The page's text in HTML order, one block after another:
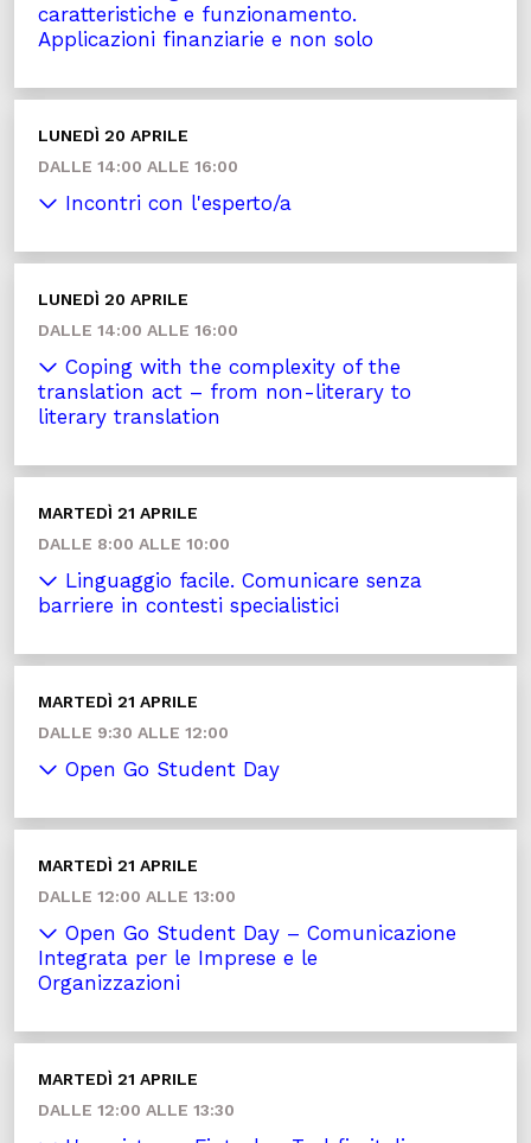
caratteristiche e funzionamento.
Applicazioni finanziarie e non solo
LUNEDÌ 20 APRILE
DALLE 14:00 ALLE 16:00
Incontri con l'esperto/a
LUNEDÌ 20 APRILE
DALLE 14:00 ALLE 16:00
Coping with the complexity of the
translation act – from non-literary to
literary translation
MARTEDÌ 21 APRILE
DALLE 8:00 ALLE 10:00
Linguaggio facile. Comunicare senza
barriere in contesti specialistici
MARTEDÌ 21 APRILE
DALLE 9:30 ALLE 12:00
Open Go Student Day
MARTEDÌ 21 APRILE
DALLE 12:00 ALLE 13:00
Open Go Student Day – Comunicazione
Integrata per le Imprese e le
Organizzazioni
MARTEDÌ 21 APRILE
DALLE 12:00 ALLE 13:30